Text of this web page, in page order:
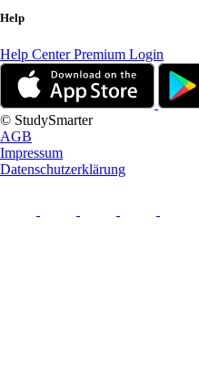
Help
Help CenterPremium Login
© StudySmarter
AGB
Impressum
Datenschutzerklärung